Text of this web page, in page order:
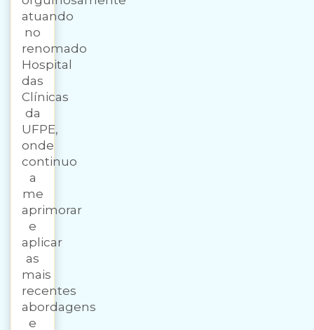
atuando
no
renomado
Hospital
das
Clínicas
da
UFPE,
onde
continuo
a
me
aprimorar
e
aplicar
as
mais
recentes
abordagens
e